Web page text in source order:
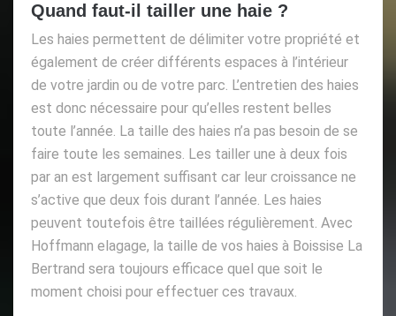
Quand faut-il tailler une haie ?
Les haies permettent de délimiter votre propriété et
également de créer différents espaces à l’intérieur
de votre jardin ou de votre parc. L’entretien des haies
est donc nécessaire pour qu’elles restent belles
toute l’année. La taille des haies n’a pas besoin de se
faire toute les semaines. Les tailler une à deux fois
par an est largement suffisant car leur croissance ne
s’active que deux fois durant l’année. Les haies
peuvent toutefois être taillées régulièrement. Avec
Hoffmann elagage, la taille de vos haies à Boissise La
Bertrand sera toujours efficace quel que soit le
moment choisi pour effectuer ces travaux.